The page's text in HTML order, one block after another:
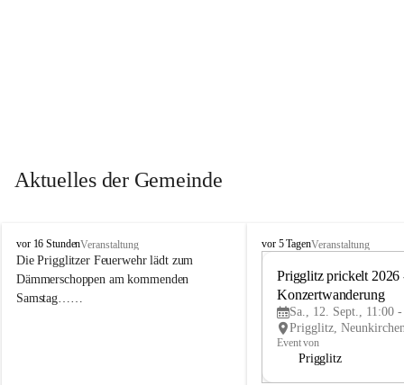
Aktuelles der Gemeinde
P
r
i
g
vor 16 StundenVeranstaltung
Die Prigglitzer Feuerwehr lädt zum
Dämmerschoppen am kommenden
Samstag……
P
vor 5 TagenVeranstaltung
Prigglitz prickelt 2026
Konzertwanderung
Sa., 12. Sept., 11:00
Event von
Prigglitz